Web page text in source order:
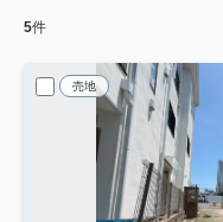
5件
売地